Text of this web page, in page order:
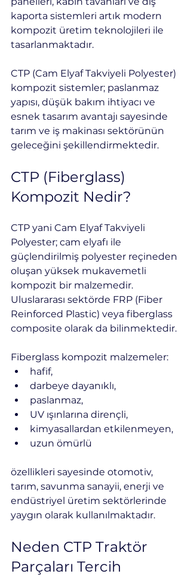
kaporta sistemleri artık modern
kompozit üretim teknolojileri ile
tasarlanmaktadır.
CTP (Cam Elyaf Takviyeli Polyester)
kompozit sistemler; paslanmaz
yapısı, düşük bakım ihtiyacı ve
esnek tasarım avantajı sayesinde
tarım ve iş makinası sektörünün
geleceğini şekillendirmektedir.
CTP (Fiberglass)
Kompozit Nedir?
CTP yani Cam Elyaf Takviyeli
Polyester; cam elyafı ile
güçlendirilmiş polyester reçineden
oluşan yüksek mukavemetli
kompozit bir malzemedir.
Uluslararası sektörde FRP (Fiber
Reinforced Plastic) veya fiberglass
composite olarak da bilinmektedir.
Fiberglass kompozit malzemeler:
hafif,
darbeye dayanıklı,
paslanmaz,
UV ışınlarına dirençli,
kimyasallardan etkilenmeyen,
uzun ömürlü
özellikleri sayesinde otomotiv,
tarım, savunma sanayii, enerji ve
endüstriyel üretim sektörlerinde
yaygın olarak kullanılmaktadır.
Neden CTP Traktör
Parçaları Tercih